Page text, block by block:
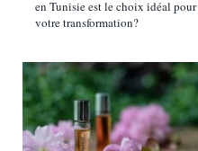
en Tunisie est le choix idéal pour
votre transformation?